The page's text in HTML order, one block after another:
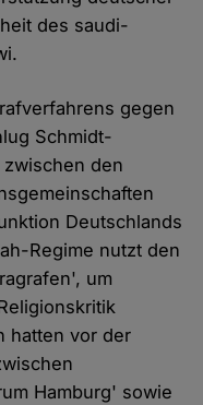
des saudi-
gegen
Schmidt-
den
Deutschlands
Regime nutzt den
um
hatten vor der
Hamburg' sowie